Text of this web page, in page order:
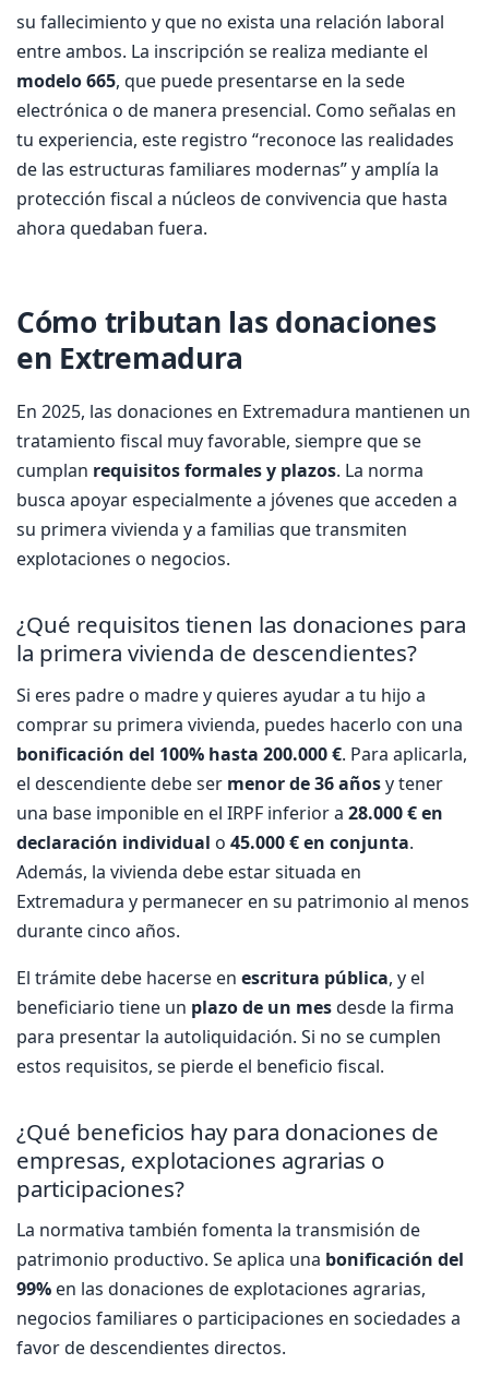
su fallecimiento y que no exista una relación laboral
entre ambos. La inscripción se realiza mediante el
modelo 665, que puede presentarse en la sede
electrónica o de manera presencial. Como señalas en
tu experiencia, este registro “reconoce las realidades
de las estructuras familiares modernas” y amplía la
protección fiscal a núcleos de convivencia que hasta
ahora quedaban fuera.
Cómo tributan las donaciones
en Extremadura
En 2025, las donaciones en Extremadura mantienen un
tratamiento fiscal muy favorable, siempre que se
cumplan requisitos formales y plazos. La norma
busca apoyar especialmente a jóvenes que acceden a
su primera vivienda y a familias que transmiten
explotaciones o negocios.
¿Qué requisitos tienen las donaciones para
la primera vivienda de descendientes?
Si eres padre o madre y quieres ayudar a tu hijo a
comprar su primera vivienda, puedes hacerlo con una
bonificación del 100% hasta 200.000 €. Para aplicarla,
el descendiente debe ser menor de 36 añosy tener
una base imponible en el IRPF inferior a 28.000 € en
declaración individual o 45.000 € en conjunta.
Además, la vivienda debe estar situada en
Extremadura y permanecer en su patrimonio al menos
durante cinco años.
El trámite debe hacerse en escritura pública, y el
beneficiario tiene un plazo de un mesdesde la firma
para presentar la autoliquidación. Si no se cumplen
estos requisitos, se pierde el beneficio fiscal.
¿Qué beneficios hay para donaciones de
empresas, explotaciones agrarias o
participaciones?
La normativa también fomenta la transmisión de
patrimonio productivo. Se aplica una bonificación del
99% en las donaciones de explotaciones agrarias,
negocios familiares o participaciones en sociedades a
favor de descendientes directos.